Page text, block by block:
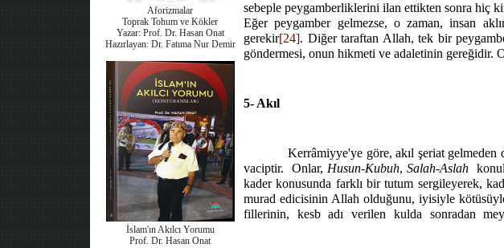
Aforizmalar
Toprak Tohum ve Kökler
Yazar: Prof. Dr. Hasan Onat
Hazırlayan: Dr. Fatıma Nur Demir
İslam'ın Akılcı Yorumu
Prof. Dr. Hasan Onat
sebeple peygamberliklerini ilan ettikten sonra hiç
Eğer peygamber gelmezse, o zaman, insan
gerekir[24]. Diğer taraftan Allah, tek bir
göndermesi, onun hikmeti ve adaletinin gereğidir.
5- Akıl
Kerrâmiyye'ye göre, akıl şeriat
vaciptir.
Onlar, Husun-Kubuh,Salah-Aslah
kader konusunda farklı bir tutum sergileyerek,
murad edicisinin Allah olduğunu, iyisiyle
fillerinin, kesb adı verilen kulda sonradan